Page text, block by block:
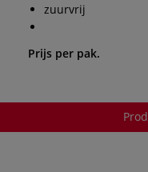
zuurvrij
Prijs per pak.